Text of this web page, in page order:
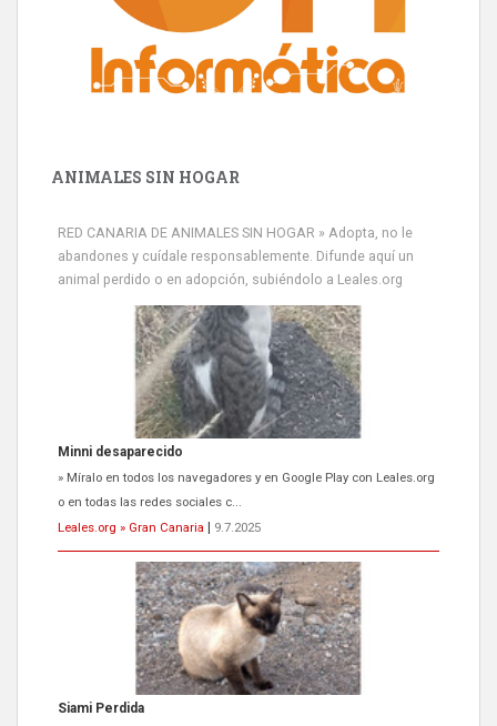
ANIMALES SIN HOGAR
RED CANARIA DE ANIMALES SIN HOGAR » Adopta, no le
abandones y cuídale responsablemente. Difunde aquí un
animal perdido o en adopción, subiéndolo a Leales.org
o en todas las redes sociales c...
Leales.org » Gran Canaria
9.7.2025
Siami Perdida
Se llama Siami,es hembra de 4 años,esterilizada con marca de
oreja,cariñosa,mimosa pero miedosa,e...
Leales.org » Gran Canaria
9.7.2025
ADOPCIÓN URGENTE GATA TEROR GRAN CANARIA